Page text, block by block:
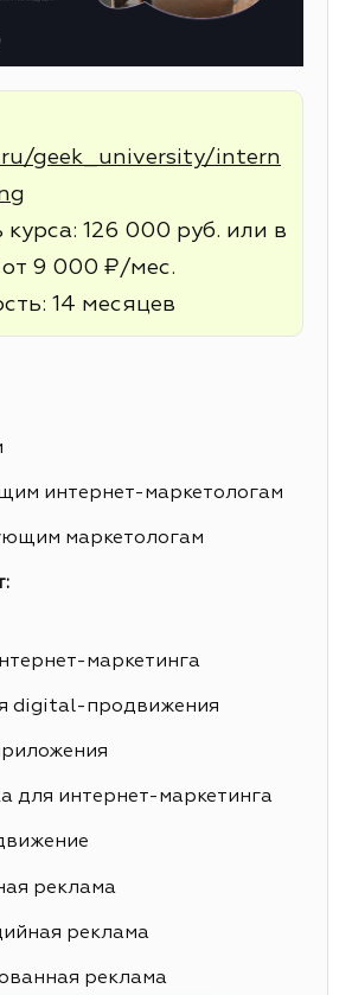
geek_university/intern
курса: 126 000 руб. или в
от 9 000 ₽/мес.
14 месяцев
интернет-маркетологам
маркетологам
маркетинга
digital-продвижения
для интернет-маркетинга
реклама
реклама
реклама